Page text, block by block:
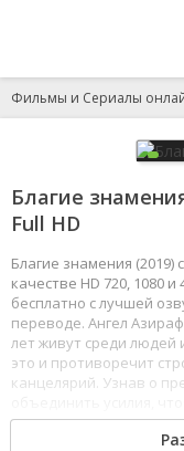
Фильмы и Сериалы
Благие
Full HD
Благие знамения
качестве HD 720, 1080
бесплатно с лучшей
переводе. Ангел
лет живут среди людей
это и противоречит
канцелярий. Узнав о
поскольку уже успели